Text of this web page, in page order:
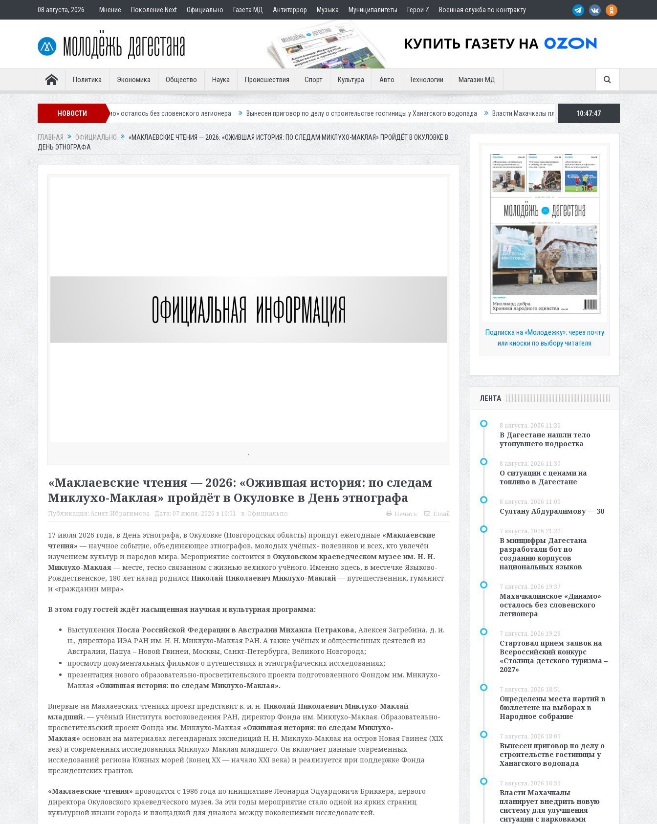
08 августа, 2026 Мнение Поколение Next Официально Газета МД Антитеррор Музыка Муниципалитеты Герои Z Военная служба по контракту
Политика Экономика Общество Наука Происшествия Спорт Культура Авто Технологии Магазин МД
НОВОСТИ
«Динамо» осталось без словенского легионера Вынесен приговор по делу о строительстве гостиницы у Ханагского водопада Власти Махачкалы планирует внедрить новую систему для улучшения
10:47:48
ГЛАВНАЯ ОФИЦИАЛЬНО
«МАКЛАЕВСКИЕ ЧТЕНИЯ — 2026: «ОЖИВШАЯ ИСТОРИЯ: ПО СЛЕДАМ МИКЛУХО-МАКЛАЯ» ПРОЙДЁТ В ОКУЛОВКЕ В
ДЕНЬ ЭТНОГРАФА
.
«Маклаевские чтения — 2026: «Ожившая история: по следам
Миклухо-Маклая» пройдёт в Окуловке в День этнографа
Публикация: Асият Ибрагимова Дата: 07 июля, 2026 в 16:51 в: Официально Печать Email
17 июля 2026 года, в День этнографа, в Окуловке (Новгородская область) пройдут ежегодные «Маклаевские
чтения» — научное событие, объединяющее этнографов, молодых учёных- полевиков и всех, кто увлечён
изучением культур и народов мира. Мероприятие состоится в Окуловском краеведческом музее им. Н. Н.
Миклухо-Маклая— месте, тесно связанном с жизнью великого учёного. Именно здесь, в местечке Языково-
Рождественское, 180 лет назад родился Николай Николаевич Миклухо-Маклай— путешественник, гуманист
и «гражданин мира».
В этом году гостей ждёт насыщенная научная и культурная программа:
Выступления Посла Российской Федерации в Австралии Михаила Петракова, Алексея Загребина, д. и.
н., директора ИЭА РАН им. Н. Н. Миклухо-Маклая РАН. А также учёных и общественных деятелей из
Австралии, Папуа – Новой Гвинеи, Москвы, Санкт-Петербурга, Великого Новгорода;
просмотр документальных фильмов о путешествиях и этнографических исследованиях;
презентация нового образовательно-просветительского проекта подготовленного Фондом им. Миклухо-
Маклая «Ожившая история: по следам Миклухо-Маклая».
Впервые на Маклаевских чтениях проект представит к. и. н. Николай Николаевич Миклухо-Маклай
младший. — учёный Института востоковедения РАН, директор Фонда им. Миклухо-Маклая. Образовательно-
просветительский проект Фонда им. Миклухо-Маклая «Ожившая история: по следам Миклухо-
Маклая» основан на материалах легендарных экспедиций Н. Н. Миклухо‑Маклая на остров Новая Гвинея (XIX
век) и современных исследованиях Миклухо-Маклая младшего. Он включает данные современных
исследований региона Южных морей (конец XX — начало XXI века) и реализуется при поддержке Фонда
президентских грантов.
«Маклаевские чтения» проводятся с 1986 года по инициативе Леонарда Эдуардовича Бриккера, первого
директора Окуловского краеведческого музея. За эти годы мероприятие стало одной из ярких страниц
культурной жизни города и площадкой для диалога между поколениями исследователей.
Подписка на «Молодежку»: через почту
или киоски по выбору читателя
ЛЕНТА
8 августа, 2026 11:30
В Дагестане нашли тело
утонувшего подростка
8 августа, 2026 11:30
О ситуации с ценами на
топливо в Дагестане
8 августа, 2026 11:00
Султану Абдуралимову — 30
7 августа, 2026 21:22
В минцифры Дагестана
разработали бот по
созданию корпусов
национальных языков
7 августа, 2026 19:37
Махачкалинское «Динамо»
осталось без словенского
легионера
7 августа, 2026 19:29
Стартовал прием заявок на
Всероссийский конкурс
«Столица детского туризма –
2027»
7 августа, 2026 18:51
Определены места партий в
бюллетене на выборах в
Народное собрание
7 августа, 2026 18:05
Вынесен приговор по делу о
строительстве гостиницы у
Ханагского водопада
7 августа, 2026 16:55
Власти Махачкалы
планирует внедрить новую
систему для улучшения
ситуации с парковками